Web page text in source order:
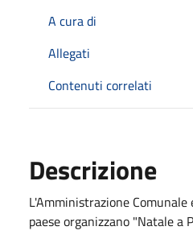
A cura di
Allegati
Contenuti correlati
Descrizione
L'Amministrazione Comunale
paese organizzano "Natale a